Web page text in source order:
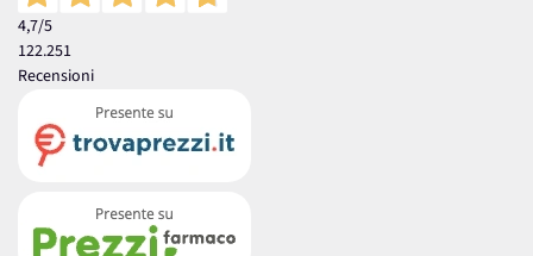
4,7/5
122.251
Recensioni